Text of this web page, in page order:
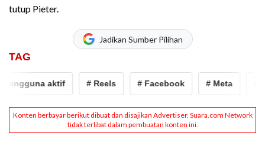
tutup Pieter.
Jadikan Sumber Pilihan
TAG
aktif # Reels # Facebook # Meta